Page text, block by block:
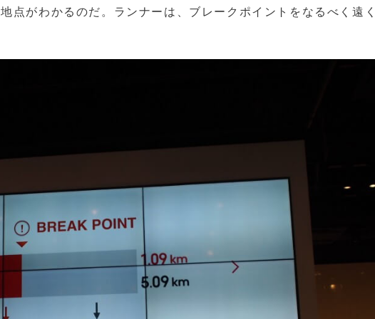
点がわかるのだ。ランナーは、ブレークポイントをなるべく遠